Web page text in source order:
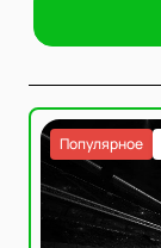
Популярное